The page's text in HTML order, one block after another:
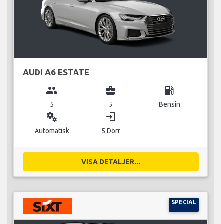
AUDI A6 ESTATE
group
5
business_center
5
local_gas_station
Bensin
miscellaneous_services
Automatisk
login
5 Dörr
VISA DETALJER...
SPECIAL